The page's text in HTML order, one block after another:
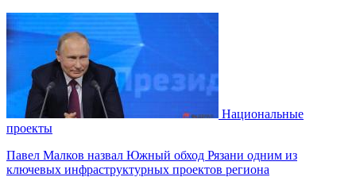
Национальные
проекты
Павел Малков назвал Южный обход Рязани одним из
ключевых инфраструктурных проектов региона